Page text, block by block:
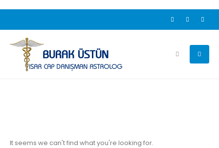
It seems we can't find what you're looking for.